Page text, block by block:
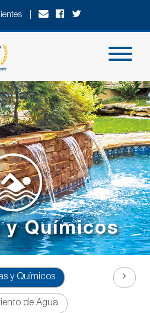
|
y Químicos
y Químicos
de Agua